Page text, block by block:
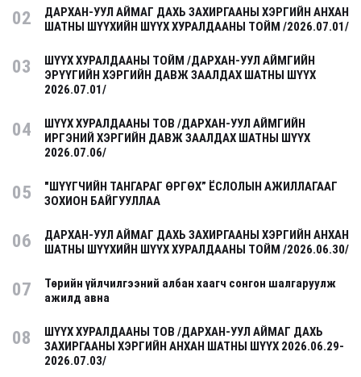
02
ДАРХАН-УУЛ АЙМАГ ДАХЬ ЗАХИРГААНЫ ХЭРГИЙН АНХАН
ШАТНЫ ШҮҮХИЙН ШҮҮХ ХУРАЛДААНЫ ТОЙМ /2026.07.01/
03
ШҮҮХ ХУРАЛДААНЫ ТОЙМ /ДАРХАН-УУЛ АЙМГИЙН
ЭРҮҮГИЙН ХЭРГИЙН ДАВЖ ЗААЛДАХ ШАТНЫ ШҮҮХ
2026.07.01/
04
ШҮҮХ ХУРАЛДААНЫ ТОВ /ДАРХАН-УУЛ АЙМГИЙН
ИРГЭНИЙ ХЭРГИЙН ДАВЖ ЗААЛДАХ ШАТНЫ ШҮҮХ
2026.07.06/
05
"ШҮҮГЧИЙН ТАНГАРАГ ӨРГӨХ” ЁСЛОЛЫН АЖИЛЛАГААГ
ЗОХИОН БАЙГУУЛЛАА
06
ДАРХАН-УУЛ АЙМАГ ДАХЬ ЗАХИРГААНЫ ХЭРГИЙН АНХАН
ШАТНЫ ШҮҮХИЙН ШҮҮХ ХУРАЛДААНЫ ТОЙМ /2026.06.30/
07
Төрийн үйлчилгээний албан хаагч сонгон шалгаруулж
ажилд авна
08
ШҮҮХ ХУРАЛДААНЫ ТОВ /ДАРХАН-УУЛ АЙМАГ ДАХЬ
ЗАХИРГААНЫ ХЭРГИЙН АНХАН ШАТНЫ ШҮҮХ 2026.06.29-
2026.07.03/